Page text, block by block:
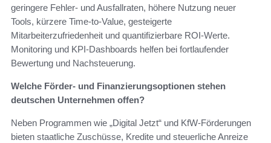
geringere Fehler- und Ausfallraten, höhere Nutzung neuer
Tools, kürzere Time‑to‑Value, gesteigerte
Mitarbeiterzufriedenheit und quantifizierbare ROI-Werte.
Monitoring und KPI-Dashboards helfen bei fortlaufender
Bewertung und Nachsteuerung.
Welche Förder- und Finanzierungsoptionen stehen
deutschen Unternehmen offen?
Neben Programmen wie „Digital Jetzt“ und KfW-Förderungen
bieten staatliche Zuschüsse, Kredite und steuerliche Anreize